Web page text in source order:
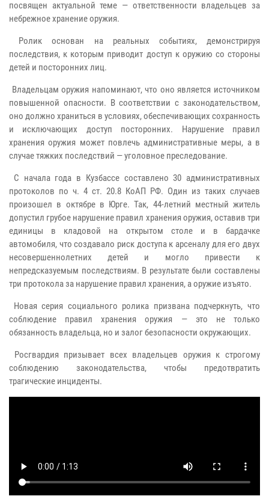
посвящен актуальной теме — ответственности владельцев за
небрежное хранение оружия.
Ролик основан на реальных событиях, демонстрируя
последствия, к которым приводит доступ к оружию со стороны
детей и посторонних лиц.
Владельцам оружия напоминают, что оно является источником
повышенной опасности. В соответствии с законодательством,
оно должно храниться в условиях, обеспечивающих сохранность
и исключающих доступ посторонних. Нарушение правил
хранения оружия может повлечь административные меры, а в
случае тяжких последствий — уголовное преследование.
С начала года в Кузбассе составлено 30 административных
протоколов по ч. 4 ст. 20.8 КоАП РФ. Один из таких случаев
произошел в октябре в Юрге. Так, 44-летний местный житель
допустил грубое нарушение правил хранения оружия, оставив три
единицы в кладовой на открытом столе и в бардачке
автомобиля, что создавало риск доступа к арсеналу для его двух
несовершеннолетних детей и могло привести к
непредсказуемым последствиям. В результате были составлены
три протокола за нарушение правил хранения, а оружие изъято.
Новая серия социального ролика призвана подчеркнуть, что
соблюдение правил хранения оружия — это не только
обязанность владельца, но и залог безопасности окружающих.
Росгвардия призывает всех владельцев оружия к строгому
соблюдению законодательства, чтобы предотвратить
трагические инциденты.